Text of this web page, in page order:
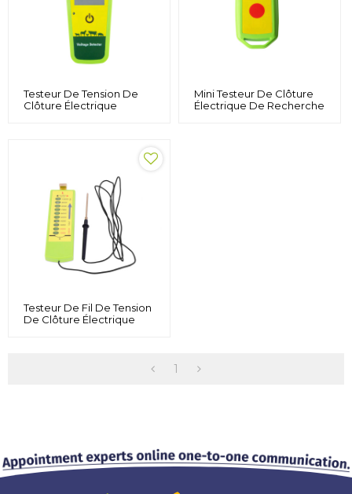
Testeur De Tension De
Clôture Électrique
Chevaux Et De Bétail
Mini Testeur De Clôture
Électrique De Recherche
Testeur De Fil De Tension
De Clôture Électrique
1